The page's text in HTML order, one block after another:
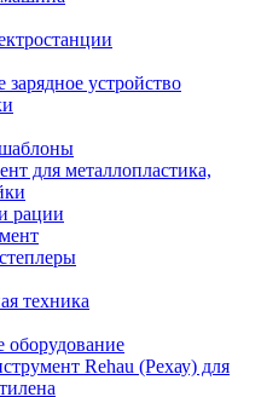
устройство
для металлопластика,
рации
техника
оборудование
Rehau (Рехау) для